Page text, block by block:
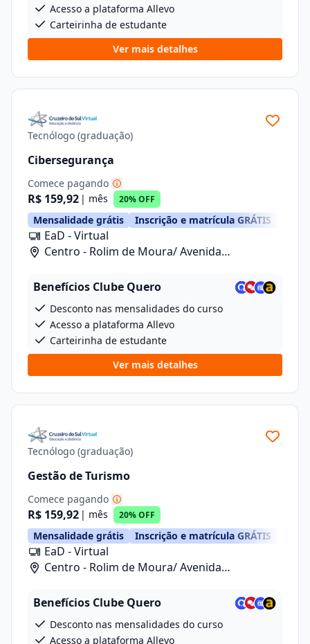
Acesso a plataforma Allevo
Carteirinha de estudante
Ver mais detalhes
Tecnólogo (graduação)
Cibersegurança
Comece pagando
R$ 159,92 | mês 20% OFF
Mensalidade grátis Inscrição e matrícula GRÁTIS
EaD - Virtual
Centro - Rolim de Moura/ Avenida
Benefícios Clube Quero
Desconto nas mensalidades do curso
Acesso a plataforma Allevo
Carteirinha de estudante
Ver mais detalhes
Tecnólogo (graduação)
Gestão de Turismo
Comece pagando
R$ 159,92 | mês 20% OFF
Mensalidade grátis Inscrição e matrícula GRÁTIS
EaD - Virtual
Centro - Rolim de Moura/ Avenida
Benefícios Clube Quero
Desconto nas mensalidades do curso
Acesso a plataforma Allevo